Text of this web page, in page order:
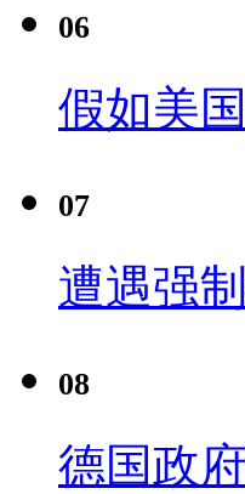
06
假如美
07
遭遇强
08
德国政